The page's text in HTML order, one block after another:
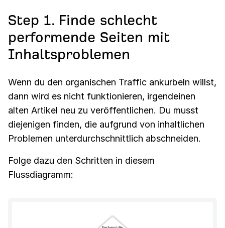
Step 1. Finde schlecht
performende Seiten mit
Inhaltsproblemen
Wenn du den organischen Traffic ankurbeln willst,
dann wird es nicht funktionieren, irgendeinen
alten Artikel neu zu veröffentlichen. Du musst
diejenigen finden, die aufgrund von inhaltlichen
Problemen unterdurchschnittlich abschneiden.
Folge dazu den Schritten in diesem
Flussdiagramm: